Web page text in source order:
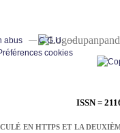
ISSN =
EN HTTPS ET LA
abus
C.G.U.
cookies